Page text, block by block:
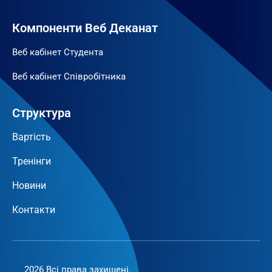
Компоненти Веб Деканат
Веб кабінет Студента
Веб кабінет Співробітника
Структура
Вартість
Тренінги
Новини
Контакти
2026 Всі права захищені.